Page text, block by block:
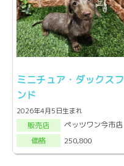
ミニチュア・ダックスフ
ンド
2026年4月5日生まれ
販売店
ペッツワン今市店
価格
250,800